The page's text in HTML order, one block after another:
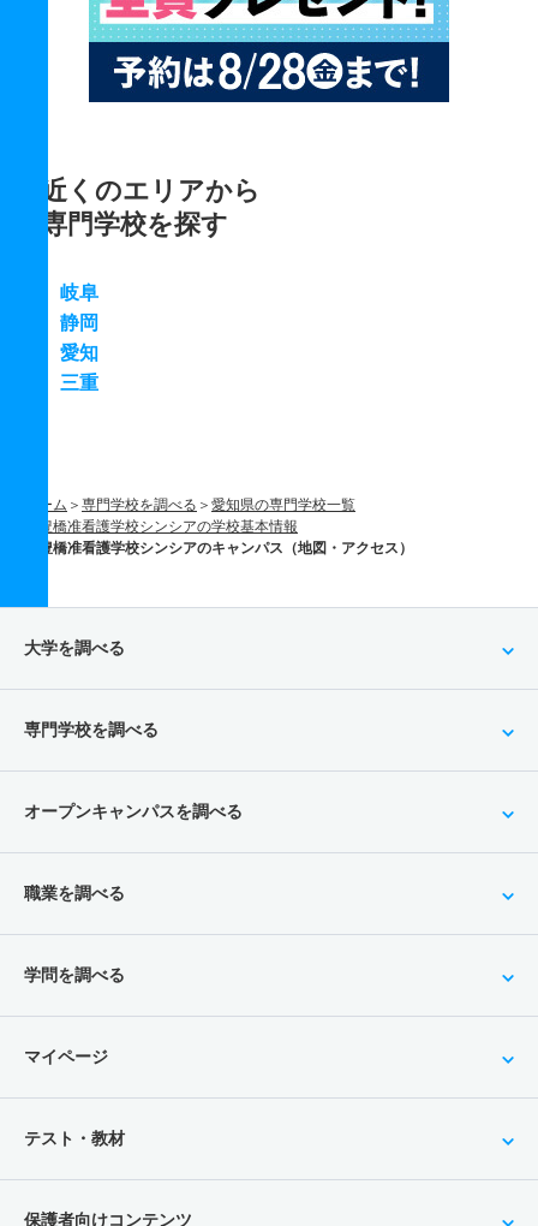
近くのエリアから
専門学校を探す
岐阜
静岡
愛知
三重
ホーム 専門学校を調べる
愛知県の専門学校一覧
豊橋准看護学校シンシアの学校基本情報
豊橋准看護学校シンシアのキャンパス（地図・アクセス）
大学を調べる
専門学校を調べる
オープンキャンパスを調べる
職業を調べる
学問を調べる
マイページ
テスト・教材
保護者向けコンテンツ